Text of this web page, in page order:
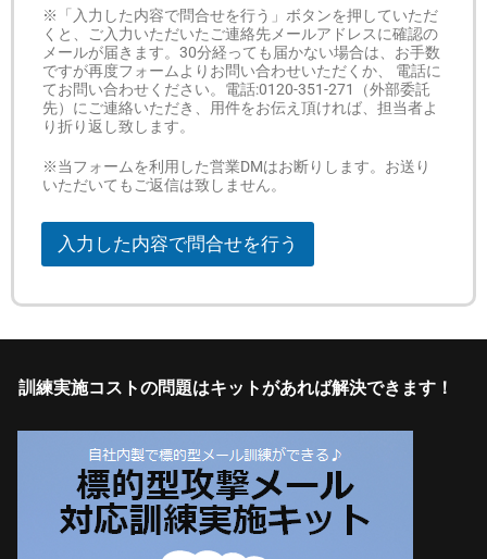
わ
せ
の
内
容
（
キ
ッ
ト
の
ユ
ザ
様
こ
ら
※「入力した内容で問合せを行う」ボタンを押していただ
くと、ご入力いただいたご連絡先メールアドレスに確認の
メールが届きます。30分経っても届かない場合は、お手数
ですが再度フォームよりお問い合わせいただくか、 電話に
てお問い合わせください。電話:0120-351-271（外部委託
先）にご連絡いただき、用件をお伝え頂ければ、担当者よ
り折り返し致します。
※当フォームを利用した営業DMはお断りします。お送り
いただいてもご返信は致しません。
入力した内容で問合せを行う
訓練実施コストの問題はキットがあれば解決できます！